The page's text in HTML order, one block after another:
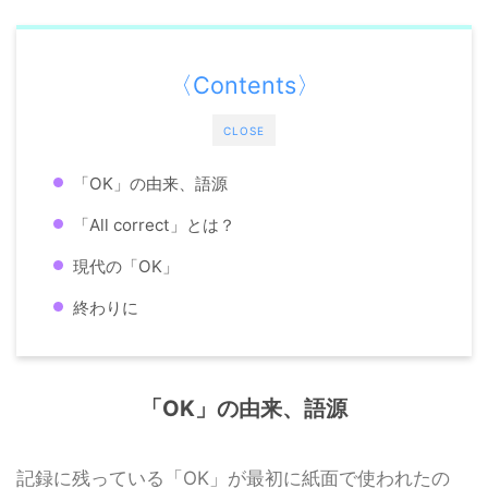
CLOSE
〈Contents〉
「OK」の由来、語源
「All correct」とは？
現代の「OK」
終わりに
「OK」の由来、語源
記録に残っている「OK」が最初に紙面で使われたの